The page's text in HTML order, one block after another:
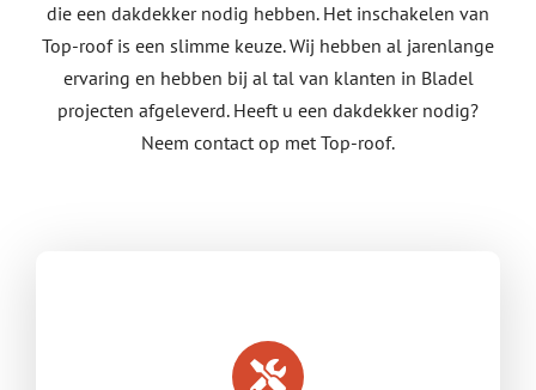
die een dakdekker nodig hebben. Het inschakelen van
Top-roof is een slimme keuze. Wij hebben al jarenlange
ervaring en hebben bij al tal van klanten in Bladel
projecten afgeleverd. Heeft u een dakdekker nodig?
Neem contact op met Top-roof.